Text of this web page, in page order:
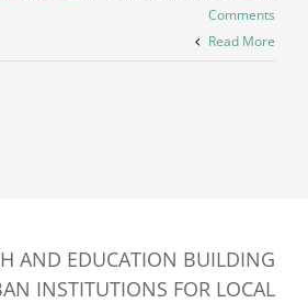
Comments
Read More
AND EDUCATION BUILDING
INSTITUTIONS FOR LOCAL